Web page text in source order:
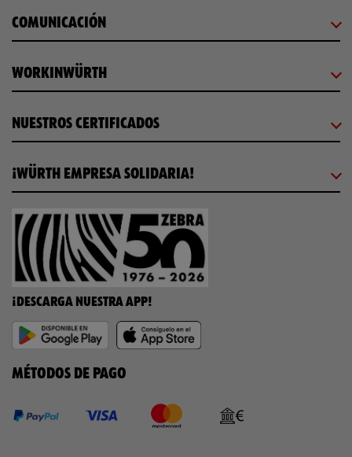
COMUNICACIÓN
WORKINWÜRTH
NUESTROS CERTIFICADOS
¡WÜRTH EMPRESA SOLIDARIA!
¡DESCARGA NUESTRA APP!
MÉTODOS DE PAGO